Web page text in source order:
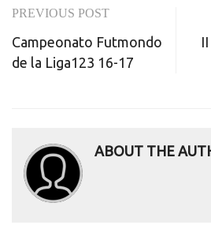
Post
navigation
PREVIOUS POST
Campeonato Futmondo
de la Liga123 16-17
ABOUT THE